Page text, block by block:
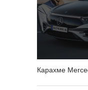
Карахме